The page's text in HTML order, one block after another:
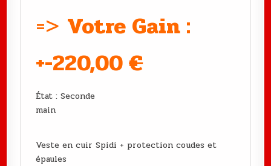
=> Votre Gain :
+-220,00€
État : Seconde
main
Veste en cuir Spidi + protection coudes et
épaules